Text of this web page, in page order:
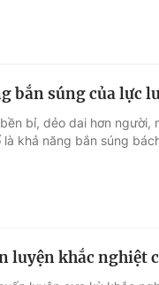
bắn súng của lực
bỉ, dẻo dai hơn
khả năng bắn súng
luyện khắc nghiệt